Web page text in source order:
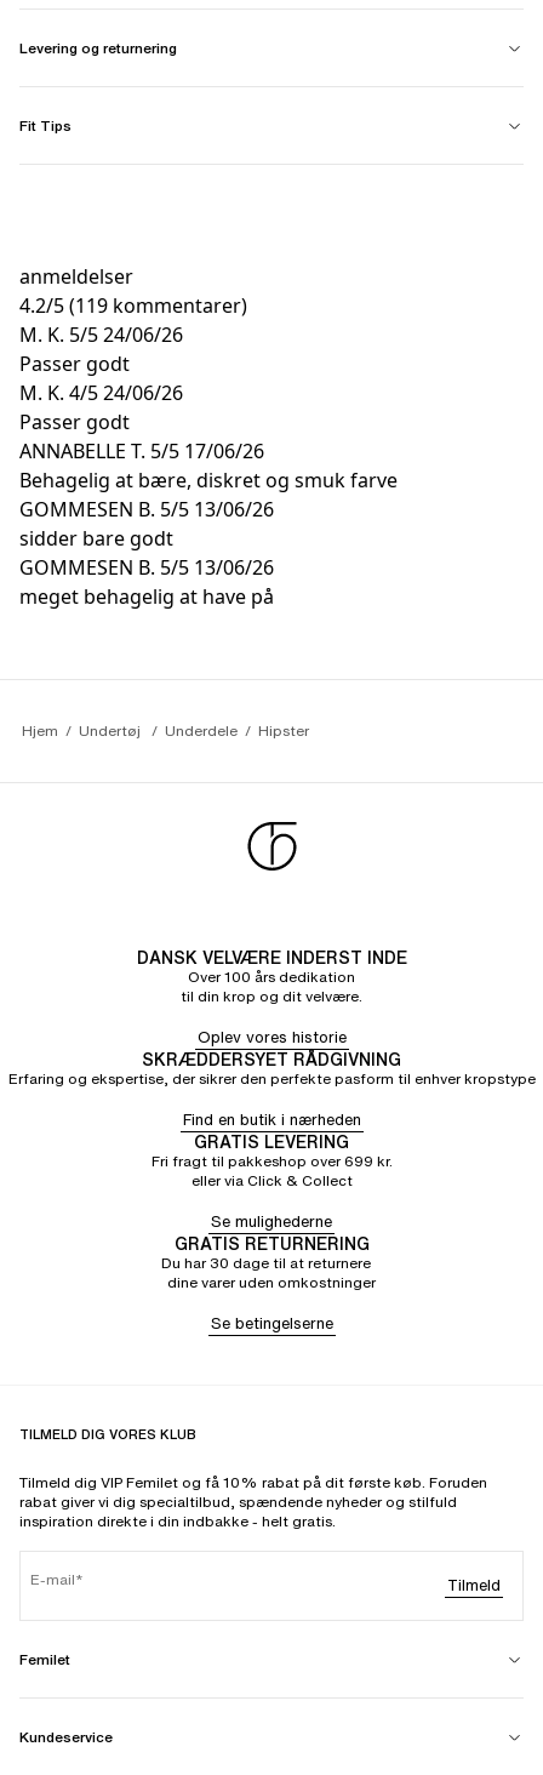
Levering og returnering
Fit Tips
anmeldelser
4.2/5(119 kommentarer)
M. K. 5/524/06/26
Passer godt
M. K. 4/524/06/26
Passer godt
ANNABELLE T. 5/5 17/06/26
Behagelig at bære, diskret og smuk farve
GOMMESEN B. 5/5 13/06/26
sidder bare godt
GOMMESEN B. 5/5 13/06/26
meget behagelig at have på
Hjem Undertøj Underdele Hipster
DANSK VELVÆRE INDERST INDE
Over 100 års dedikation
til din krop og dit velvære.
Oplev vores historie
SKRÆDDERSYET RÅDGIVNING
Erfaring og ekspertise, der sikrer den perfekte pasform til enhver kropstype
Find en butik i nærheden
GRATIS LEVERING
Fri fragt til pakkeshop over 699 kr.
eller via Click & Collect
Se mulighederne
GRATIS RETURNERING
Du har 30 dage til at returnere
dine varer uden omkostninger
Se betingelserne
TILMELD DIG VORES KLUB
Tilmeld dig VIP Femilet og få 10% rabat på dit første køb. Foruden
rabat giver vi dig specialtilbud, spændende nyheder og stilfuld
inspiration direkte i din indbakke - helt gratis.
E-mail Tilmeld
Femilet
Kundeservice